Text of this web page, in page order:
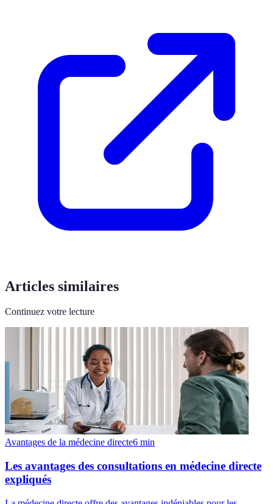
Articles similaires
Continuez votre lecture
Avantages de la médecine directe6 min
Les avantages des consultations en médecine directe
expliqués